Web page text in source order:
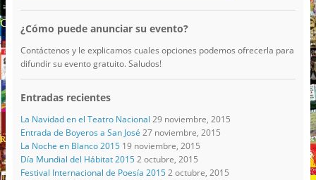
¿Cómo puede anunciar su evento?
Contáctenos y le explicamos cuales opciones podemos ofrecerla para
difundir su evento gratuito. Saludos!
Entradas recientes
La Navidad en el Teatro Nacional 29 noviembre, 2015
Entrada de Boyeros a San José 27 noviembre, 2015
La Noche en Blanco 2015 19 noviembre, 2015
Día Mundial del Hábitat 2015 2 octubre, 2015
Festival Internacional de Poesía 2015 2 octubre, 2015